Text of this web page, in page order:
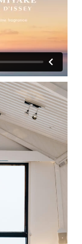
われた。
ップゴー美
三宅一生が
うルイジア